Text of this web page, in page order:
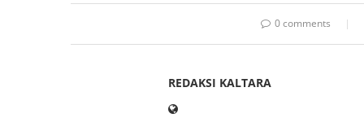
0 comments
REDAKSI KALTARA